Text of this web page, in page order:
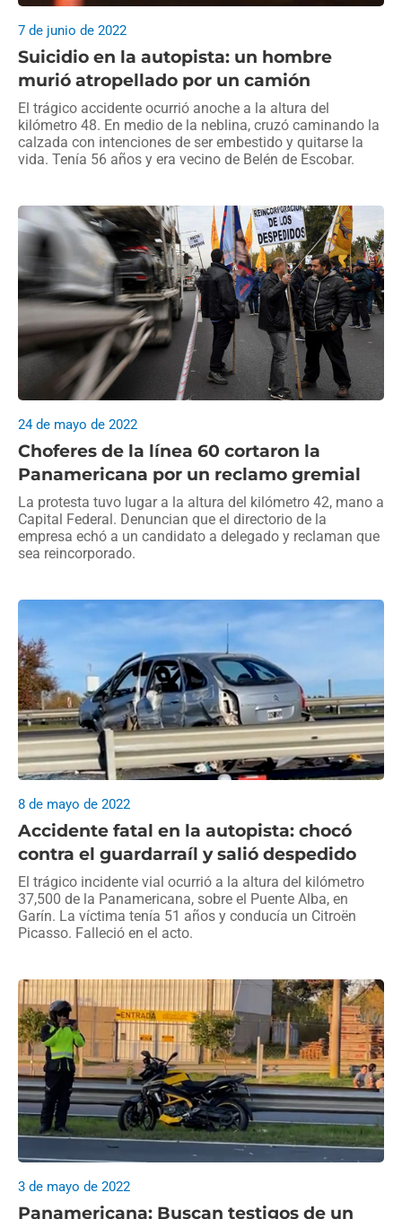
Suicidio en la autopista: un hombre
murió atropellado por un camión
7 de junio de 2022
El trágico accidente ocurrió anoche a la altura del
kilómetro 48. En medio de la neblina, cruzó caminando la
calzada con intenciones de ser embestido y quitarse la
vida. Tenía 56 años y era vecino de Belén de Escobar.
Choferes de la línea 60 cortaron la
Panamericana por un reclamo gremial
24 de mayo de 2022
La protesta tuvo lugar a la altura del kilómetro 42, mano a
Capital Federal. Denuncian que el directorio de la
empresa echó a un candidato a delegado y reclaman que
sea reincorporado.
Accidente fatal en la autopista: chocó
contra el guardarraíl y salió despedido
8 de mayo de 2022
El trágico incidente vial ocurrió a la altura del kilómetro
37,500 de la Panamericana, sobre el Puente Alba, en
Garín. La víctima tenía 51 años y conducía un Citroën
Picasso. Falleció en el acto.
Panamericana: Buscan testigos de un
3 de mayo de 2022